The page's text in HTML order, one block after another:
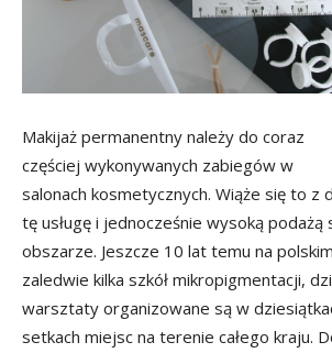
Makijaż permanentny należy do coraz
częściej wykonywanych zabiegów w
salonach kosmetycznych. Wiąże się to z
tę usługę i jednocześnie wysoką
obszarze. Jeszcze 10 lat temu na polskim
zaledwie kilka szkół mikropigmentacji,
warsztaty organizowane są w
setkach miejsc na terenie całego kraju.